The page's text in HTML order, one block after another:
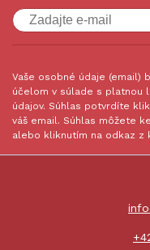
Vaše osobné údaje (email)
účelom v súlade s platnou
údajov. Súhlas potvrdíte
váš email. Súhlas môžete
alebo kliknutím na odkaz z